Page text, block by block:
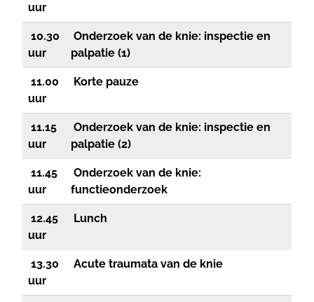
uur
10.30
uur
Onderzoek van de knie: inspectie en
palpatie (1)
11.00
uur
Korte pauze
11.15
uur
Onderzoek van de knie: inspectie en
palpatie (2)
11.45
uur
Onderzoek van de knie:
functieonderzoek
12.45
uur
Lunch
13.30
uur
Acute traumata van de knie